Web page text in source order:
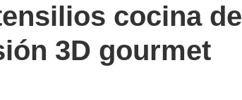
cocina de
3D gourmet